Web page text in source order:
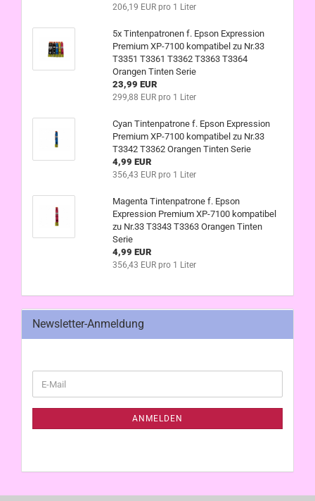
206,19 EUR pro 1 Liter
5x Tintenpatronen f. Epson Expression
Premium XP-7100 kompatibel zu Nr.33
T3351 T3361 T3362 T3363 T3364
Orangen Tinten Serie
23,99 EUR
299,88 EUR pro 1 Liter
Cyan Tintenpatrone f. Epson Expression
Premium XP-7100 kompatibel zu Nr.33
T3342 T3362 Orangen Tinten Serie
4,99 EUR
356,43 EUR pro 1 Liter
Magenta Tintenpatrone f. Epson
Expression Premium XP-7100 kompatibel
zu Nr.33 T3343 T3363 Orangen Tinten
Serie
4,99 EUR
356,43 EUR pro 1 Liter
Newsletter-Anmeldung
ZUR
E-
Mail
ANMELDEN